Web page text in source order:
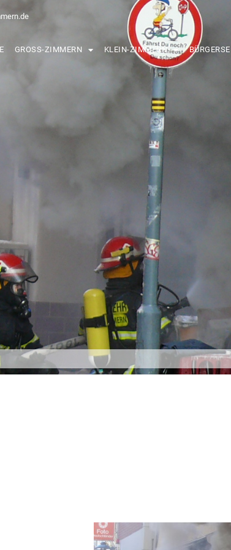
GROSS-ZIMMERN KLEIN-ZIMMERN